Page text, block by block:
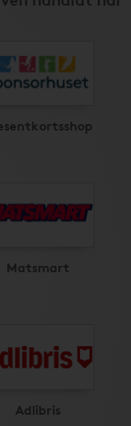
Matsmart
Adlibris